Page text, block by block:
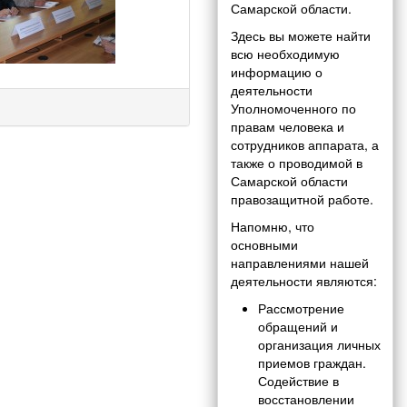
Самарской области.
Здесь вы можете найти
всю необходимую
информацию о
деятельности
Уполномоченного по
правам человека и
сотрудников аппарата, а
также о проводимой в
Самарской области
правозащитной работе.
Напомню, что
основными
направлениями нашей
деятельности являются:
Рассмотрение
обращений и
организация личных
приемов граждан.
Содействие в
восстановлении